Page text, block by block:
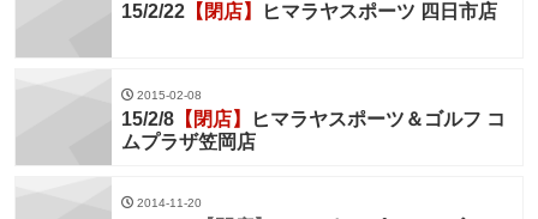
15/2/22 【閉店】 ヒマラヤスポーツ 四日市店
2015-02-08
15/2/8 【閉店】
ヒマラヤスポーツ＆ゴルフ コ
ムプラザ笠岡店
2014-11-20